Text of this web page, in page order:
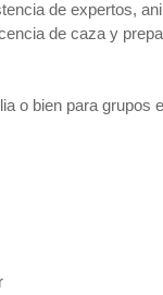
de expertos,
de caza y
o bien para grupos